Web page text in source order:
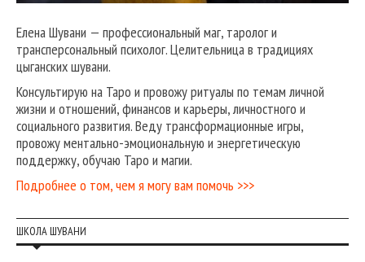
Елена Шувани — профессиональный маг, таролог и
трансперсональный психолог. Целительница в традициях
цыганских шувани.
Консультирую на Таро и провожу ритуалы по темам личной
жизни и отношений, финансов и карьеры, личностного и
социального развития. Веду трансформационные игры,
провожу ментально-эмоциональную и энергетическую
поддержку, обучаю Таро и магии.
Подробнее о том, чем я могу вам помочь >>>
ШКОЛА ШУВАНИ